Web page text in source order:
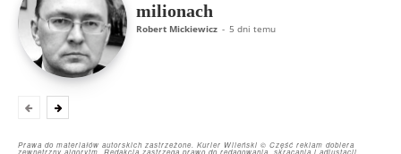
milionach
Robert Mickiewicz - 5 dni temu
Prawa do materiałów autorskich zastrzeżone. Kurier Wileński © Część reklam dobiera